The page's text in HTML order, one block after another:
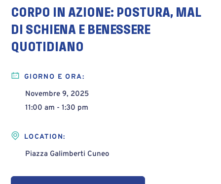
CORPO IN AZIONE: POSTURA, MAL
DI SCHIENA E BENESSERE
QUOTIDIANO
GIORNO E ORA:
Novembre 9, 2025
11:00 am - 1:30 pm
LOCATION:
Piazza Galimberti Cuneo